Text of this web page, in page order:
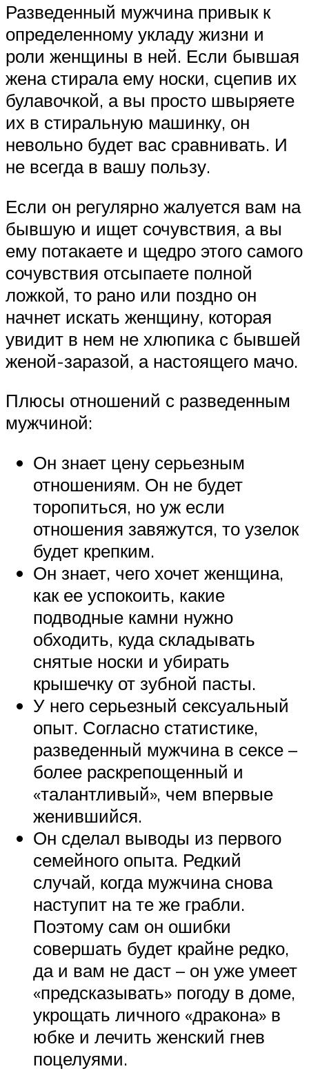
Разведенный мужчина привык к
определенному укладу жизни и
роли женщины в ней. Если бывшая
жена стирала ему носки, сцепив их
булавочкой, а вы просто швыряете
их в стиральную машинку, он
невольно будет вас сравнивать. И
не всегда в вашу пользу.
Если он регулярно жалуется вам на
бывшую и ищет сочувствия, а вы
ему потакаете и щедро этого самого
сочувствия отсыпаете полной
ложкой, то рано или поздно он
начнет искать женщину, которая
увидит в нем не хлюпика с бывшей
женой-заразой, а настоящего мачо.
Плюсы отношений с разведенным
мужчиной:
Он знает цену серьезным
отношениям. Он не будет
торопиться, но уж если
отношения завяжутся, то узелок
будет крепким.
Он знает, чего хочет женщина,
как ее успокоить, какие
подводные камни нужно
обходить, куда складывать
снятые носки и убирать
крышечку от зубной пасты.
У него серьезный сексуальный
опыт. Согласно статистике,
разведенный мужчина в сексе –
более раскрепощенный и
«талантливый», чем впервые
женившийся.
Он сделал выводы из первого
семейного опыта. Редкий
случай, когда мужчина снова
наступит на те же грабли.
Поэтому сам он ошибки
совершать будет крайне редко,
да и вам не даст – он уже умеет
«предсказывать» погоду в доме,
укрощать личного «дракона» в
юбке и лечить женский гнев
поцелуями.